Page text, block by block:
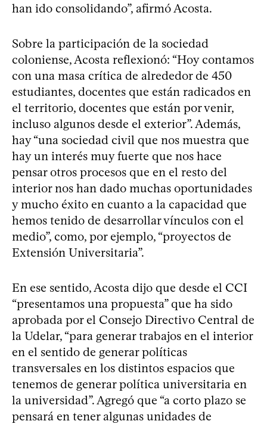
han ido consolidando”, afirmó Acosta.
Sobre la participación de la sociedad
coloniense, Acosta reflexionó: “Hoy contamos
con una masa crítica de alrededor de 450
estudiantes, docentes que están radicados en
el territorio, docentes que están por venir,
incluso algunos desde el exterior”. Además,
hay “una sociedad civil que nos muestra que
hay un interés muy fuerte que nos hace
pensar otros procesos que en el resto del
interior nos han dado muchas oportunidades
y mucho éxito en cuanto a la capacidad que
hemos tenido de desarrollar vínculos con el
medio”, como, por ejemplo, “proyectos de
Extensión Universitaria”.
En ese sentido, Acosta dijo que desde el CCI
“presentamos una propuesta” que ha sido
aprobada por el Consejo Directivo Central de
la Udelar, “para generar trabajos en el interior
en el sentido de generar políticas
transversales en los distintos espacios que
tenemos de generar política universitaria en
la universidad”. Agregó que “a corto plazo se
pensará en tener algunas unidades de